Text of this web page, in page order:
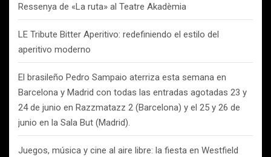
Ressenya de «La ruta» al Teatre Akadèmia
LE Tribute Bitter Aperitivo: redefiniendo el estilo del
aperitivo moderno
El brasileño Pedro Sampaio aterriza esta semana en
Barcelona y Madrid con todas las entradas agotadas 23 y
24 de junio en Razzmatazz 2 (Barcelona) y el 25 y 26 de
junio en la Sala But (Madrid).
Juegos, música y cine al aire libre: la fiesta en Westfield